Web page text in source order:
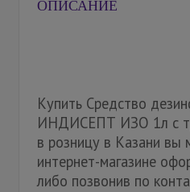
ОПИСАНИЕ
Купить Средство
ИНДИСЕПТ ИЗО 1л с
в розницу в Казани
интернет-магазине
либо позвонив по